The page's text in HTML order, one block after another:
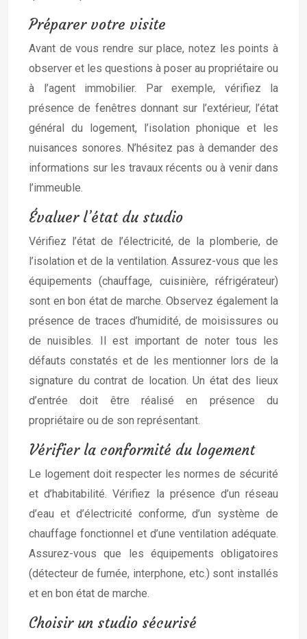
Préparer votre visite
Avant de vous rendre sur place, notez les points à
observer et les questions à poser au propriétaire ou
à l’agent immobilier. Par exemple, vérifiez la
présence de fenêtres donnant sur l’extérieur, l’état
général du logement, l’isolation phonique et les
nuisances sonores. N’hésitez pas à demander des
informations sur les travaux récents ou à venir dans
l’immeuble.
Évaluer l’état du studio
Vérifiez l’état de l’électricité, de la plomberie, de
l’isolation et de la ventilation. Assurez-vous que les
équipements (chauffage, cuisinière, réfrigérateur)
sont en bon état de marche. Observez également la
présence de traces d’humidité, de moisissures ou
de nuisibles. Il est important de noter tous les
défauts constatés et de les mentionner lors de la
signature du contrat de location. Un état des lieux
d’entrée doit être réalisé en présence du
propriétaire ou de son représentant.
Vérifier la conformité du logement
Le logement doit respecter les normes de sécurité
et d’habitabilité. Vérifiez la présence d’un réseau
d’eau et d’électricité conforme, d’un système de
chauffage fonctionnel et d’une ventilation adéquate.
Assurez-vous que les équipements obligatoires
(détecteur de fumée, interphone, etc.) sont installés
et en bon état de marche.
Choisir un studio sécurisé